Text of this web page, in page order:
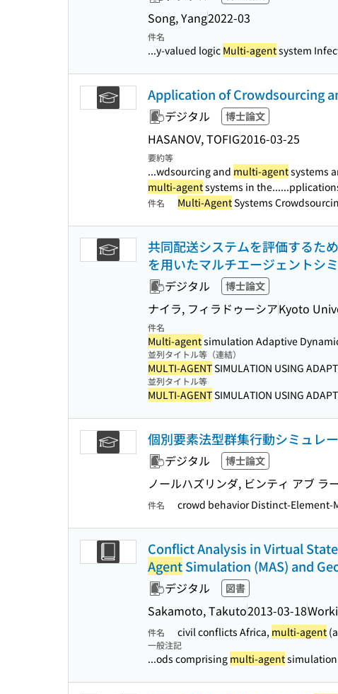
Song, Yang2022-03
件名
...y-valued logic Multi-agentsystem
Application of Crowdsourcing
デジタル 博士論文
HASANOV, TOFIG2016-03-25
要約等
...wdsourcing and multi-agentsystems
multi-agentsystems in the...
件名 Multi-AgentSystems
共同配送システムを評価するた
を用いたマルチエージェントシ
デジタル 博士論文
ナイラ, フィラドゥーシアKyoto
件名
Multi-agentsimulation Adaptive
並列タイトル等（連結）
MULTI-AGENTSIMULATION USING
並列タイトル等
MULTI-AGENTSIMULATION USING
個別要素法型群集行動シミュレ
デジタル 博士論文
ノールハズリンダ, ビンティ アブ ラ
件名 crowd behavior Distinct-Element-
Conflict Analysis in Virtual
AgentSimulation (MAS) and
デジタル 図書
Sakamoto, Takuto2013-03-18
件名 civil conflicts Africa, multi-agent
一般注記
...ods comprising multi-agentsimulation